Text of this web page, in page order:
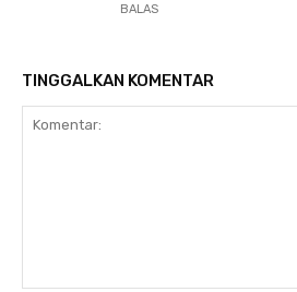
BALAS
TINGGALKAN KOMENTAR